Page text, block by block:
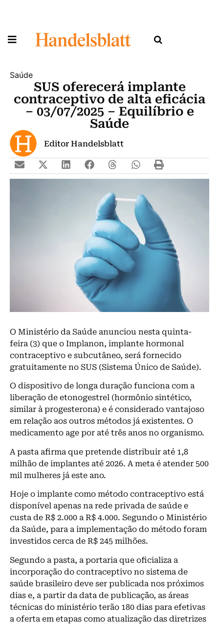
Saúde
SUS oferecerá implante
contraceptivo de alta eficácia
– 03/07/2025 – Equilíbrio e
Saúde
Editor Handelsblatt
O Ministério da Saúde anunciou nesta quinta-
feira (3) que o Implanon, implante hormonal
contraceptivo e subcutâneo, será fornecido
gratuitamente no SUS (Sistema Único de Saúde).
O dispositivo de longa duração funciona com a
liberação de etonogestrel (hormônio sintético,
similar à progesterona) e é considerado vantajoso
em relação aos outros métodos já existentes. O
medicamento age por até três anos no organismo.
A pasta afirma que pretende distribuir até 1,8
milhão de implantes até 2026. A meta é atender 500
mil mulheres já este ano.
Hoje o implante como método contraceptivo está
disponível apenas na rede privada de saúde e
custa de R$ 2.000 a R$ 4.000. Segundo o Ministério
da Saúde, para a implementação do método foram
investidos cerca de R$ 245 milhões.
Segundo a pasta, a portaria que oficializa a
incorporação do contraceptivo no sistema de
saúde brasileiro deve ser publicada nos próximos
dias e, a partir da data de publicação, as áreas
técnicas do ministério terão 180 dias para efetivas
a oferta em etapas como atualização das diretrizes